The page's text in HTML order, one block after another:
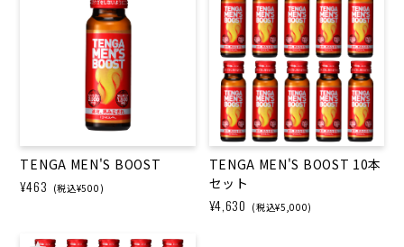
TENGA MEN'S BOOST
¥463 (税込¥500)
TENGA MEN'S BOOST 10本
セット
¥4,630 (税込¥5,000)